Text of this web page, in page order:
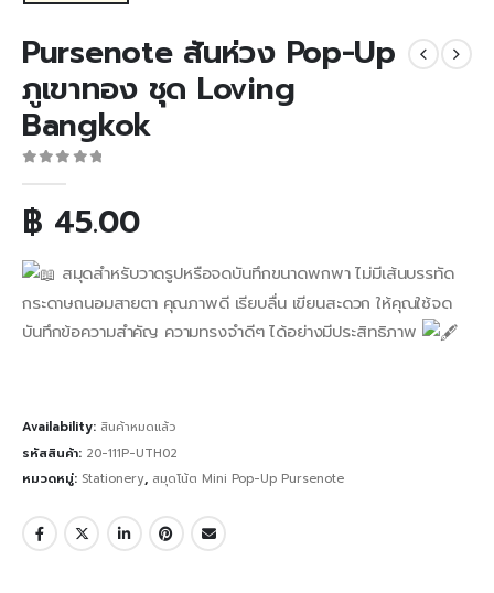
Pursenote สันห่วง Pop-Up
ภูเขาทอง ชุด Loving
Bangkok
฿ 45.00
สมุดสำหรับวาดรูปหรือจดบันทึกขนาดพกพา ไม่มีเส้นบรรทัด
กระดาษถนอมสายตา คุณภาพดี เรียบลื่น เขียนสะดวก ให้คุณใช้จด
บันทึกข้อความสำคัญ ความทรงจำดีๆ ได้อย่างมีประสิทธิภาพ
Availability: สินค้าหมดแล้ว
รหัสสินค้า: 20-111P-UTH02
หมวดหมู่: Stationery, สมุดโน้ต Mini Pop-Up Pursenote